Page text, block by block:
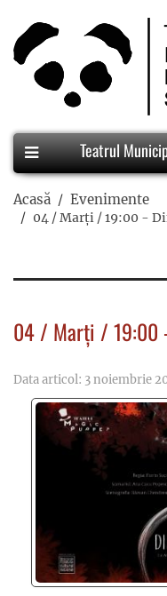
Teatrul
Acasă Evenimente
04 / Marți / 19:00 -
04 / Marți / 19:00
Data articol: 3 noiembrie